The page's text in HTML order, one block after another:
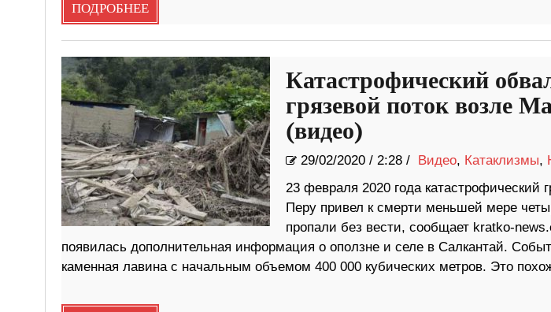
ПОДРОБНЕЕ
Катастрофический
грязевой поток возле
(видео)
29/02/2020/ 2:28 / Видео, Катаклизмы,
23 февраля 2020 года катастрофический
Перу привел к смерти меньшей мере
пропали без вести, сообщает kratko-
появилась дополнительная информация о оползне и селе в Салкантай.
каменная лавина с начальным объемом 400 000 кубических метров. Это